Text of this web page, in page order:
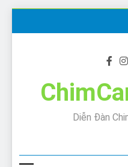
Diễn Đàn